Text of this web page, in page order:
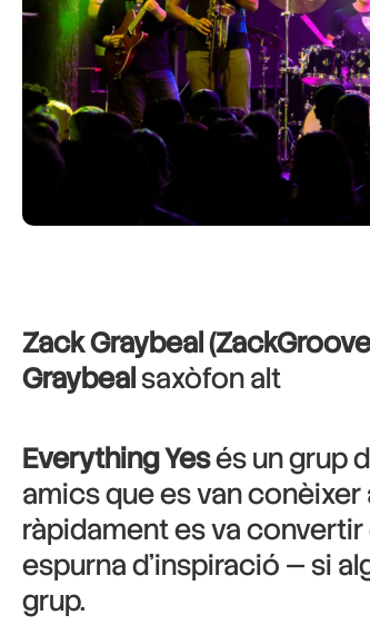
Zack Graybeal
Graybealsaxòfon alt
Everything Yesés un grup
amics que es van
ràpidament es va convertir
espurna d’inspiració — si
grup.